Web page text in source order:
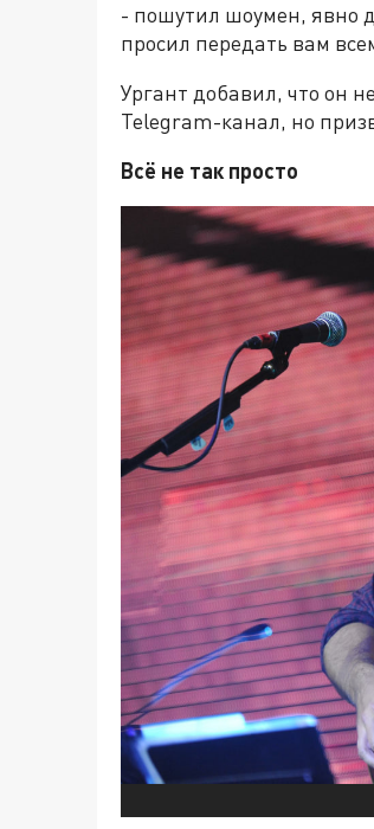
- пошутил шоумен, явно
просил передать вам
Ургант добавил, что он
Telegram-канал, но
Всё не так просто